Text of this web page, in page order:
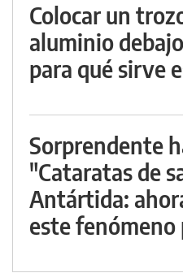
Colocar un
aluminio
para qué sirve
Sorprendente
"Cataratas de
Antártida:
este